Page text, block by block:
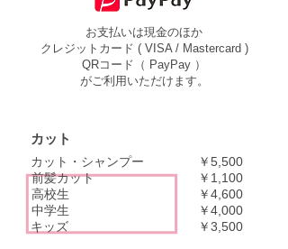
お支払いは現金のほか
クレジットカード ( VISA / Mastercard )
QRコード（ PayPay ）
がご利用いただけます。
カット
カット・シャンプー
￥5,500
前髪カット
​高校生
中学生
​キッズ
￥1,100
￥4,600
￥4,000
￥3,500